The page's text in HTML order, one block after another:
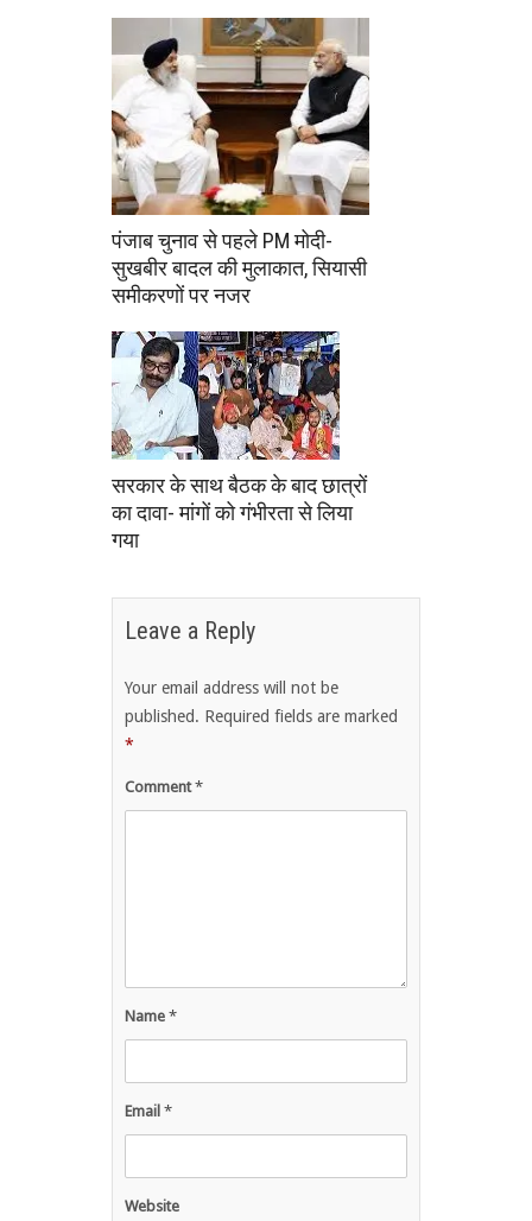
पंजाब चुनाव से पहले PM मोदी-
सुखबीर बादल की मुलाकात, सियासी
समीकरणों पर नजर
सरकार के साथ बैठक के बाद छात्रों
का दावा- मांगों को गंभीरता से लिया
गया
Leave a Reply
Your email address will not be
published. Required fields are marked
*
Comment*
Name *
Email *
Website